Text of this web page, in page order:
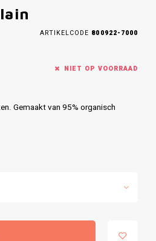
ARTIKELCODE 800922-7000
NIET OP VOORRAAD
Gemaakt van 95% organisch